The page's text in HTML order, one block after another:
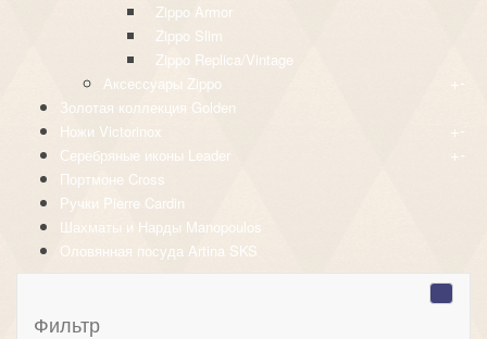
Zippo Armor
Zippo Slim
Zippo Replica/Vintage
Аксессуары Zippo
+-
Золотая коллекция Golden
Ножи Victorinox
+-
Серебряные иконы Leader +-
Портмоне Cross
Ручки Pierre Cardin
Шахматы и Нарды Manopoulos
Оловянная посуда Artina SKS
Фильтр